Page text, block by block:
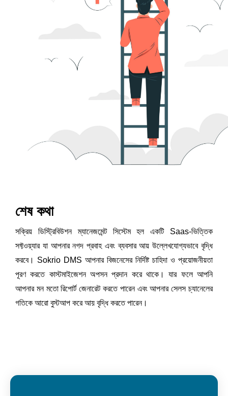
শেষ কথা
সক্রিয় ডিস্ট্রিবিউশন ম্যানেজমেন্ট সিস্টেম হল একটি Saas-ভিত্তিক
সফ্টওয়্যার যা আপনার নগদ প্রবাহ এবং ব্যবসার আয় উল্লেখযোগ্যভাবে বৃদ্ধি
করবে। Sokrio DMS আপনার বিজনেসের নির্দিষ্ট চাহিদা ও প্রয়োজনীয়তা
পূরণ করতে কাস্টমাইজেশন অপসন প্রদান করে থাকে। যার ফলে আপনি
আপনার মন মতো রিপোর্ট জেনারেট করতে পারেন এবং আপনার সেলস চ্যানেলের
গতিকে আরো বুস্টআপ করে আয় বৃদ্ধি করতে পারেন।